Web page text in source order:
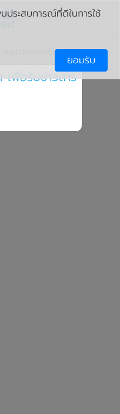
หลุดภาพเครื่องจริง
Pixel 4a มา
ประสบการณ์ที่ดีในการใช้
ยอมรับ
พื่อรับข่าวสาร